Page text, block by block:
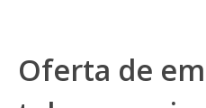
Oferta de